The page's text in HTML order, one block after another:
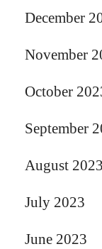
December
November
October
September
August 2023
July 2023
June 2023